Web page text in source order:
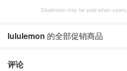
Dealmoon may be paid when
lululemon 的全部促销商品
评论